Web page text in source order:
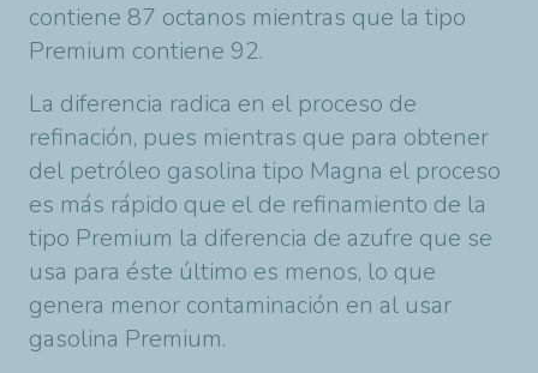
contiene 87 octanos mientras que la tipo
Premium contiene 92.
La diferencia radica en el proceso de
refinación, pues mientras que para obtener
del petróleo gasolina tipo Magna el proceso
es más rápido que el de refinamiento de la
tipo Premium la diferencia de azufre que se
usa para éste último es menos, lo que
genera menor contaminación en al usar
gasolina Premium.